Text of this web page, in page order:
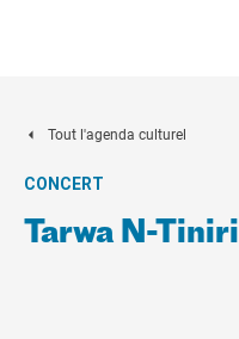
Tout l'agenda culturel
CONCERT
Tarwa N-Tiniri